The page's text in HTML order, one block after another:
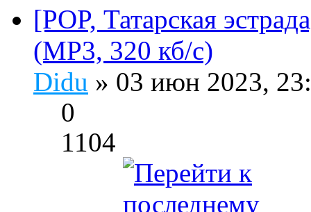
[POP, Татарская
(MP3, 320 кб/с)
Didu » 03 июн 2023,
0
1104